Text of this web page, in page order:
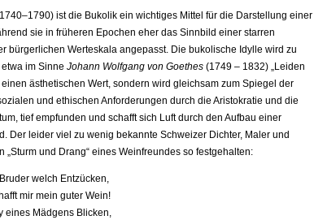
ist die Bukolik ein wichtiges Mittel für die Darstellung einer
sie in früheren Epochen eher das Sinnbild einer starren
bürgerlichen Werteskala angepasst. Die bukolische Idylle wird zu
im Sinne Johann Wolfgang von Goethes (1749 – 1832) „Leiden
ästhetischen Wert, sondern wird gleichsam zum Spiegel der
und ethischen Anforderungen durch die Aristokratie und die
tief empfunden und schafft sich Luft durch den Aufbau einer
Der leider viel zu wenig bekannte Schweizer Dichter, Maler und
„Sturm und Drang“ eines Weinfreundes so festgehalten:
Bruder welch Entzücken,
mir mein guter Wein!
eines Mädgens Blicken,